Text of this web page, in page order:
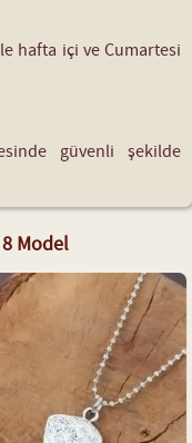
hafta içi ve Cumartesi
güvenli şekilde
Model